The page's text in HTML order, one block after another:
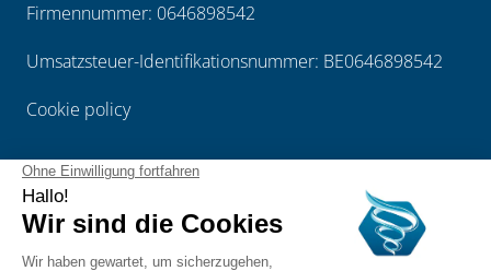
Firmennummer: 0646898542
Umsatzsteuer-Identifikationsnummer: BE0646898542
Cookie policy